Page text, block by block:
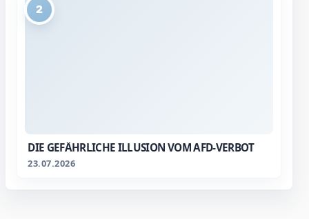
2
DIE GEFÄHRLICHE ILLUSION VOM AFD-VERBOT
23.07.2026